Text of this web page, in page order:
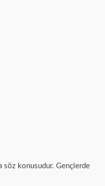
söz konusudur. Gençlerde